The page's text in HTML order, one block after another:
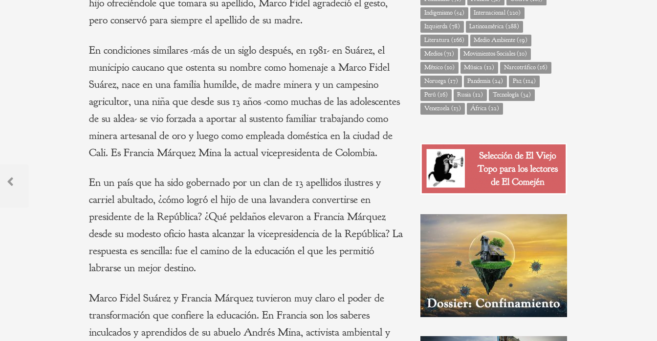
hijo ofreciéndole que tomara su apellido, Marco Fidel agradeció el gesto,
pero conservó para siempre el apellido de su madre.
En condiciones similares -más de un siglo después, en 1981- en Suárez, el
municipio caucano que ostenta su nombre como homenaje a Marco Fidel
Suárez, nace en una familia humilde, de madre minera y un campesino
agricultor, una niña que desde sus 13 años -como muchas de las adolescentes
de su aldea- se vio forzada a aportar al sustento familiar trabajando como
minera artesanal de oro y luego como empleada doméstica en la ciudad de
Cali. Es Francia Márquez Mina la actual vicepresidenta de Colombia.
En un país que ha sido gobernado por un clan de 13 apellidos ilustres y
carriel abultado, ¿cómo logró el hijo de una lavandera convertirse en
presidente de la República? ¿Qué peldaños elevaron a Francia Márquez
desde su modesto oficio hasta alcanzar la vicepresidencia de la República? La
respuesta es sencilla: fue el camino de la educación el que les permitió
labrarse un mejor destino.
Marco Fidel Suárez y Francia Márquez tuvieron muy claro el poder de
transformación que confiere la educación. En Francia son los saberes
inculcados y aprendidos de su abuelo Andrés Mina, activista ambiental y
Navegación
Indigenismo(54) Internacional(220)
Izquierda(78) Latinoamérica(288)
Literatura(166) Medio Ambiente(59)
Medios(71) Movimientos Sociales(10)
México(10) Música(12) Narcotráfico(16)
Noruega(17) Pandemia(24) Paz(114)
Perú (16) Rusia(12) Tecnología(34)
Venezuela(13) África(22)